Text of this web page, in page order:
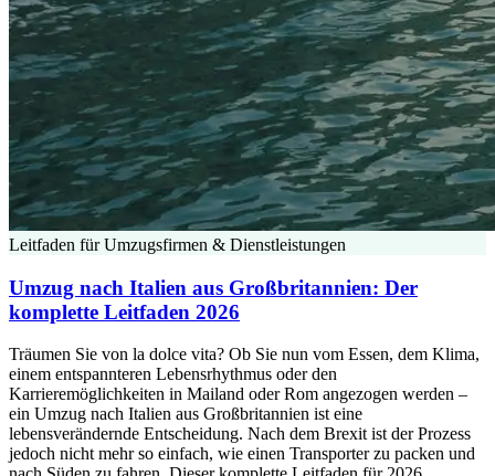
Leitfaden für Umzugsfirmen & Dienstleistungen
Umzug nach Italien aus Großbritannien: Der
komplette Leitfaden 2026
Träumen Sie von la dolce vita? Ob Sie nun vom Essen, dem Klima,
einem entspannteren Lebensrhythmus oder den
Karrieremöglichkeiten in Mailand oder Rom angezogen werden –
ein Umzug nach Italien aus Großbritannien ist eine
lebensverändernde Entscheidung. Nach dem Brexit ist der Prozess
jedoch nicht mehr so einfach, wie einen Transporter zu packen und